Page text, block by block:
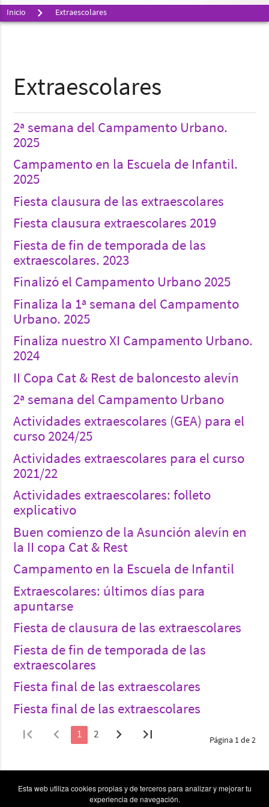
Inicio Extraescolares
Extraescolares
2ª semana del Campamento Urbano.
2025
Campamento en la Escuela de Infantil.
2025
Fiesta clausura de las extraescolares
Fiesta clausura extraescolares 2019
Fiesta de fin de temporada de las
extraescolares. 2023
Finalizó el Campamento Urbano 2025
Finaliza la 1ª semana del Campamento
Urbano. 2025
Finaliza nuestro XI Campamento Urbano.
2024
II Copa Cat & Rest de baloncesto alevín
2ª semana del Campamento Urbano
Actividades extraescolares (GEA) para el
curso 2024/25
Actividades extraescolares para el curso
2021/22
Actividades extraescolares: folleto
explicativo
Buen comienzo de la Asunción alevín en
la II copa Cat & Rest
Campamento en la Escuela de Infantil
Extraescolares: últimos días para
apuntarse
Fiesta de clausura de las extraescolares
Fiesta de fin de temporada de las
extraescolares
Fiesta final de las extraescolares
Fiesta final de las extraescolares
Página 1 de 2
first_page chevron_left 1 2 chevron_right last_page
Esta web utiliza cookies propias y de terceros para analizar y mejorar tu
experiencia de navegación.